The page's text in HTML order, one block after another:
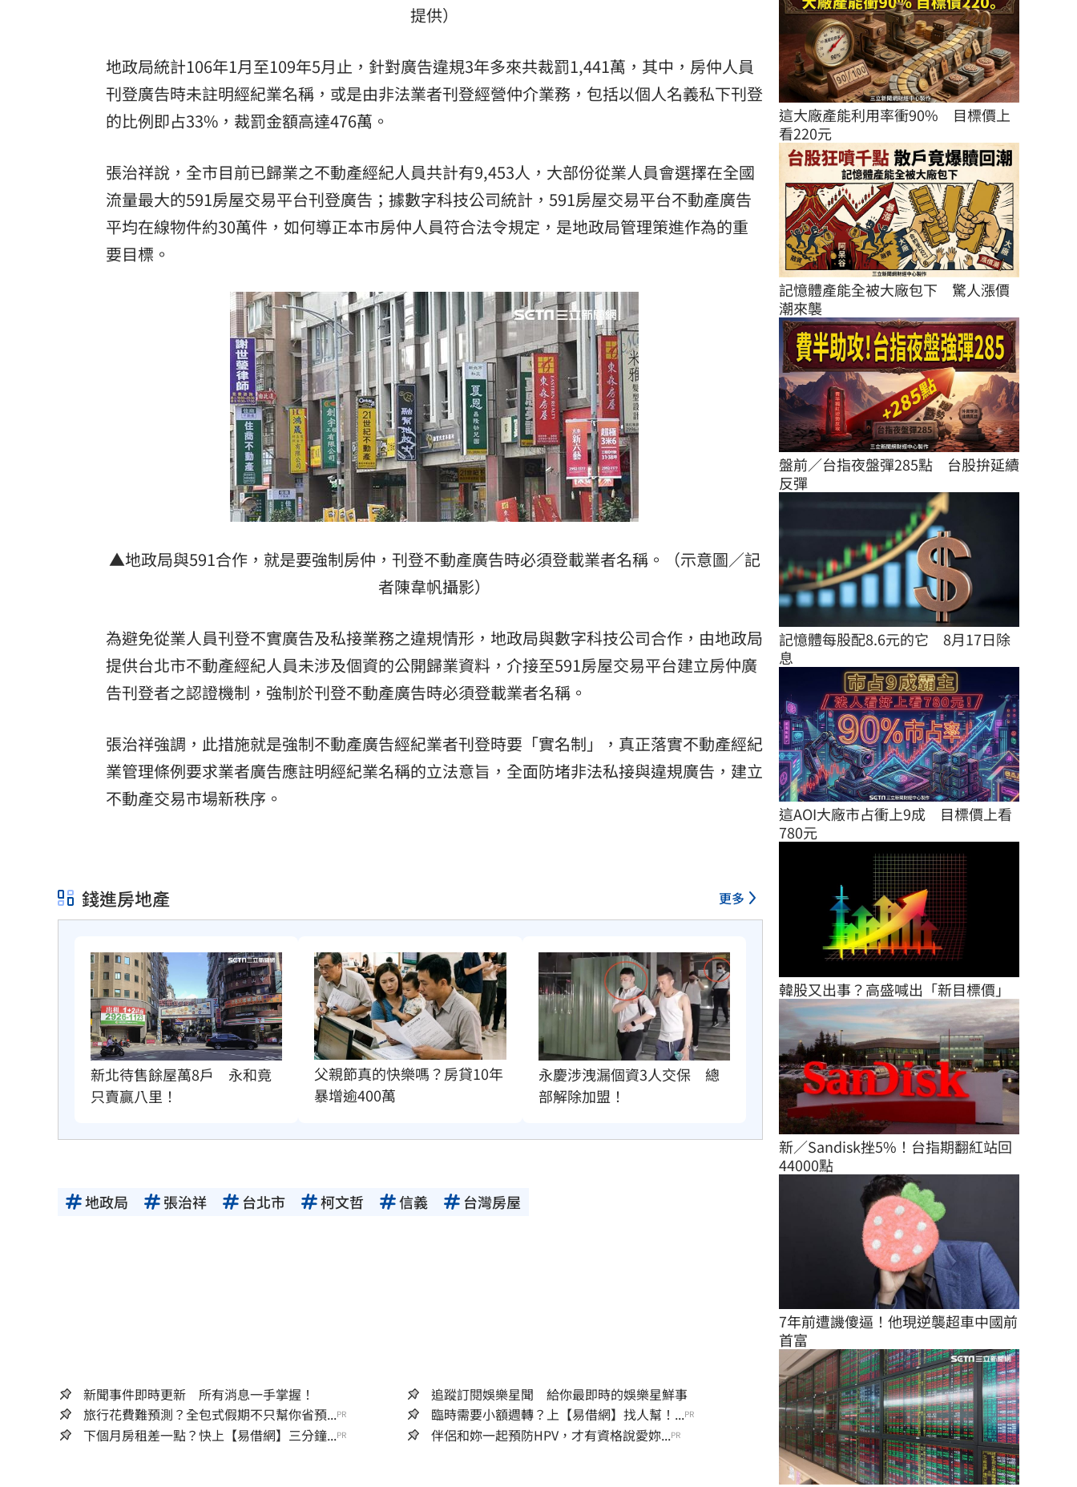
提供）
地政局統計106年1月至109年5月止，針對廣告違規3年多來共裁罰1,441萬，其中，房仲人員
刊登廣告時未註明經紀業名稱，或是由非法業者刊登經營仲介業務，包括以個人名義私下刊登
的比例即占33%，裁罰金額高達476萬。
張治祥說，全市目前已歸業之不動產經紀人員共計有9,453人，大部份從業人員會選擇在全國
流量最大的591房屋交易平台刊登廣告；據數字科技公司統計，591房屋交易平台不動產廣告
平均在線物件約30萬件，如何導正本市房仲人員符合法令規定，是地政局管理策進作為的重
要目標。
▲地政局與591合作，就是要強制房仲，刊登不動產廣告時必須登載業者名稱。（示意圖／記
者陳韋帆攝影）
為避免從業人員刊登不實廣告及私接業務之違規情形，地政局與數字科技公司合作，由地政局
提供台北市不動產經紀人員未涉及個資的公開歸業資料，介接至591房屋交易平台建立房仲廣
告刊登者之認證機制，強制於刊登不動產廣告時必須登載業者名稱。
張治祥強調，此措施就是強制不動產廣告經紀業者刊登時要「實名制」，真正落實不動產經紀
業管理條例要求業者廣告應註明經紀業名稱的立法意旨，全面防堵非法私接與違規廣告，建立
不動產交易市場新秩序。
錢進房地產 更多
新北待售餘屋萬8戶　永和竟
只賣贏八里！
父親節真的快樂嗎？房貸10年
暴增逾400萬
永慶涉洩漏個資3人交保　總
部解除加盟！
地政局 張治祥 台北市 柯文哲 信義 台灣房屋
新聞事件即時更新 所有消息一手掌握！
追蹤訂閱娛樂星聞 給你最即時的娛樂星鮮事
旅行花費難預測？全包式假期不只幫你省預...PR 臨時需要小額週轉？上【易借網】找人幫！...PR
下個月房租差一點？快上【易借網】三分鐘...PR 伴侶和妳一起預防HPV，才有資格說愛妳...PR
這大廠產能利用率衝90%　目標價上
看220元
記憶體產能全被大廠包下　驚人漲價
潮來襲
盤前／台指夜盤彈285點　台股拚延續
反彈
記憶體每股配8.6元的它　8月17日除
息
這AOI大廠市占衝上9成　目標價上看
780元
韓股又出事？高盛喊出「新目標價」
新／Sandisk挫5%！台指期翻紅站回
44000點
7年前遭譏傻逼！他現逆襲超車中國前
首富